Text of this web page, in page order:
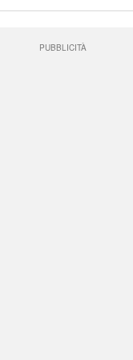
PUBBLICITÀ